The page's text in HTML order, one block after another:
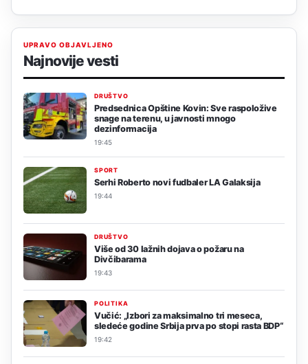
UPRAVO OBJAVLJENO
Najnovije vesti
DRUŠTVO
Predsednica Opštine Kovin: Sve raspoložive
snage na terenu, u javnosti mnogo
dezinformacija
19:45
SPORT
Serhi Roberto novi fudbaler LA Galaksija
19:44
DRUŠTVO
Više od 30 lažnih dojava o požaru na
Divčibarama
19:43
POLITIKA
Vučić: „Izbori za maksimalno tri meseca,
sledeće godine Srbija prva po stopi rasta BDP“
19:42